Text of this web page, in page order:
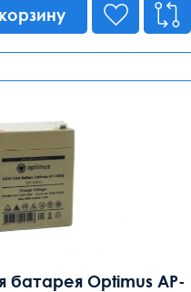
батарея Optimus AP-